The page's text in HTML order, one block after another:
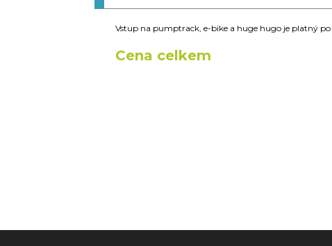
Vstup na pumptrack, e-bike a huge hugo je platný po
Cena celkem